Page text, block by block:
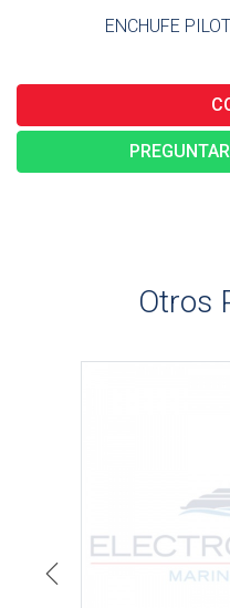
ENCHUFE
Otros
Previous